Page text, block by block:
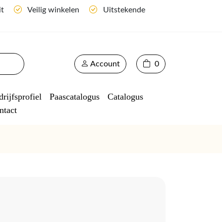
Veilig winkelen Uitstekende
Account 0
Paascatalogus
Catalogus